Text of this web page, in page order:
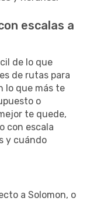
escalas a
de lo que
de rutas para
lo que más te
o
te quede,
con escala
y cuándo
a Solomon, o